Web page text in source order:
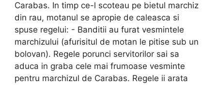
Carabas. In timp ce-l scoteau pe bietul marchiz
din rau, motanul se apropie de caleasca si
spuse regelui: - Banditii au furat vesmintele
marchizului (afurisitul de motan le pitise sub un
bolovan). Regele porunci servitorilor sai sa
aduca in graba cele mai frumoase vesminte
pentru marchizul de Carabas. Regele ii arata